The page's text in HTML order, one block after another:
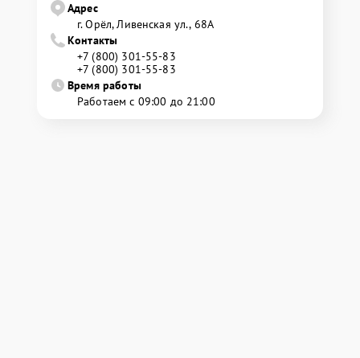
Адрес
г. Орёл, Ливенская ул., 68А
Контакты
+7 (800) 301-55-83
+7 (800) 301-55-83
Время работы
Работаем с 09:00 до 21:00